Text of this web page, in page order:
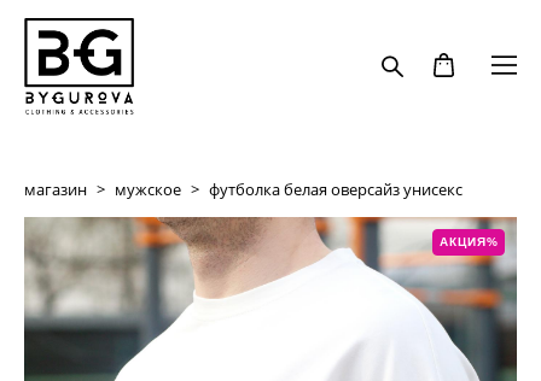
магазин > мужское > футболка белая оверсайз унисекс
АКЦИЯ%